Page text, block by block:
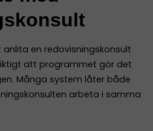
en redovisningskonsult
att programmet gör det
Många system låter både
arbeta i samma